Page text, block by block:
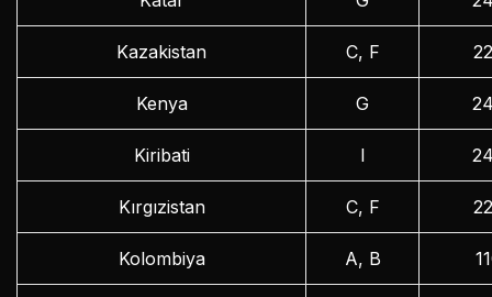
Kazakistan C, F
Kenya G
Kiribati I
Kırgızistan C, F
Kolombiya A, B